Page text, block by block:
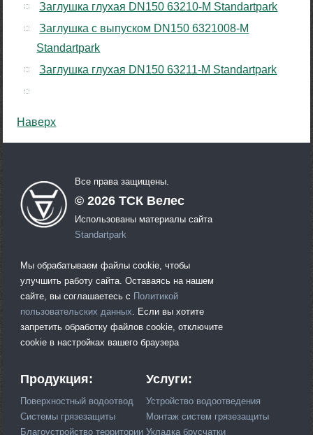
Заглушка глухая DN150 63210-М Standartpark
Заглушка с выпуском DN150 6321008-М
Standartpark
Заглушка глухая DN150 63211-М Standartpark
Наверх
Все права защищены.
©2026 ТСК Велес
Использованы материалы сайта
Standartpark
Мы обрабатываем файлы cookie, чтобы
улучшить работу сайта. Оставаясь на нашем
сайте, вы соглашаетесь с Политикой
пользовательских данных . Если вы хотите
запретить обработку файлов cookie, отключите
cookie в настройках вашего браузера
Продукция:
Поверхностный водоотвод
Системы грязезащиты
Благоустройство территории
Услуги:
Устройство водоотведения
Монтаж систем грязезащиты
Укладка брусчатки